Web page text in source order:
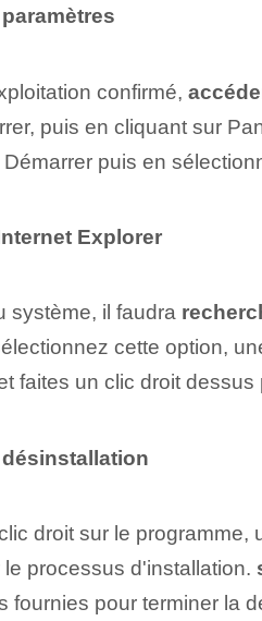
confirmé,
puis en cliquant sur
puis en
Explorer
système, il faudra
cette option,
faites un clic droit⁤ dessus
droit sur le
processus d'installation.
fournies ⁤pour terminer la